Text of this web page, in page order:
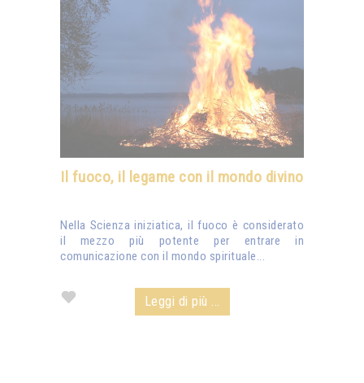
Il fuoco, il legame con il mondo divino
Nella Scienza iniziatica, il fuoco è considerato
il mezzo più potente per entrare in
comunicazione con il mondo spirituale...
Leggi di più ...